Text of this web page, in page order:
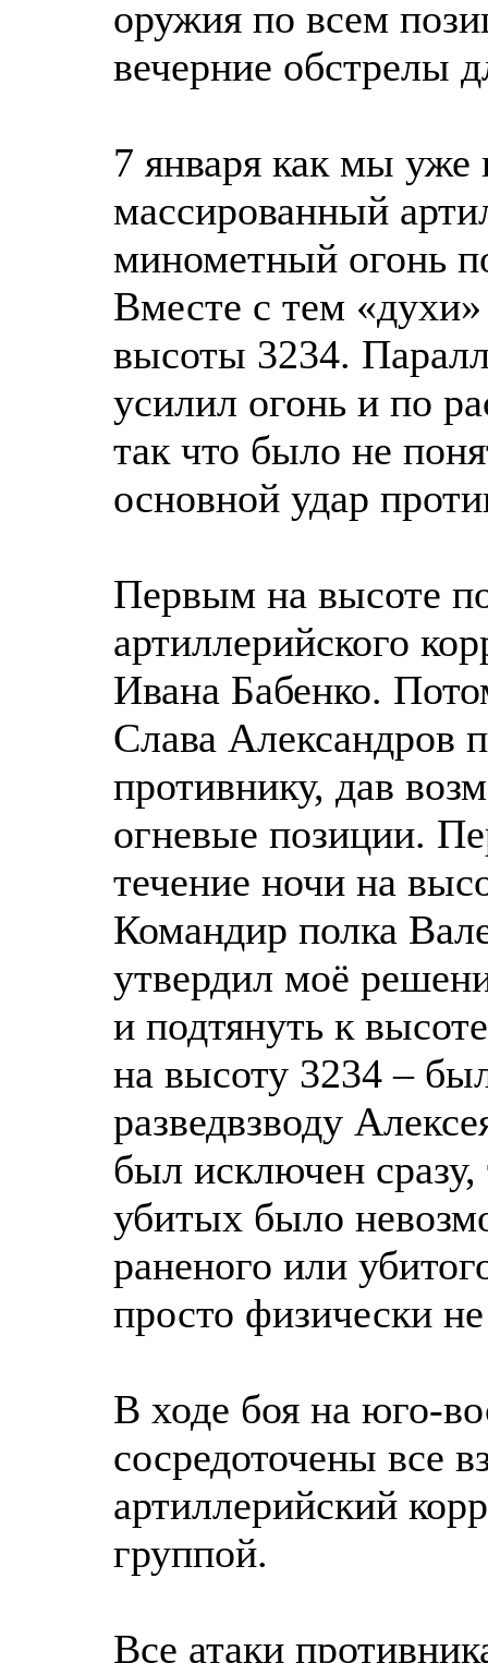
оружия по всем
вечерние обстрелы
7 января как мы уже
массированный
минометный огонь
Вместе с тем
высоты 3234.
усилил огонь и по
так что было не
основной удар
Первым на высоте
артиллерийского
Ивана Бабенко.
Слава Александров
противнику, дав
огневые позиции.
течение ночи на
Командир полка
утвердил моё
и подтянуть к
на высоту 3234 –
разведвзводу
был исключен сразу,
убитых было
раненого или
просто физически
В ходе боя на юго-
сосредоточены все
артиллерийский
группой.
Все атаки